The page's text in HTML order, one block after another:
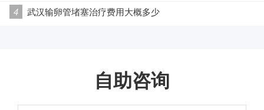
4
武汉输卵管堵塞治疗费用大概多少
自助咨询